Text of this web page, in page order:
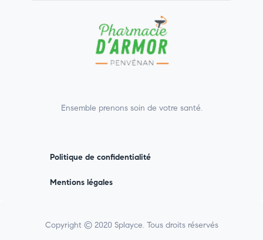
Ensemble prenons soin de votre santé.
Politique de confidentialité
Mentions légales
Copyright © 2020 Splayce. Tous droits réservés